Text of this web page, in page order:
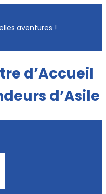
aventures !
d’Accueil
d’Asile